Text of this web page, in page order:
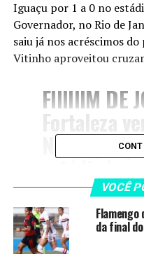
Iguaçu por 1 a 0 no
Governador, no Rio de
saiu já nos acréscimos
Vitinho aproveitou
FIIIIIIM DE
Fortaleza
Nova
estádio
está
próxima
Brasil!
VOCÊ
da final